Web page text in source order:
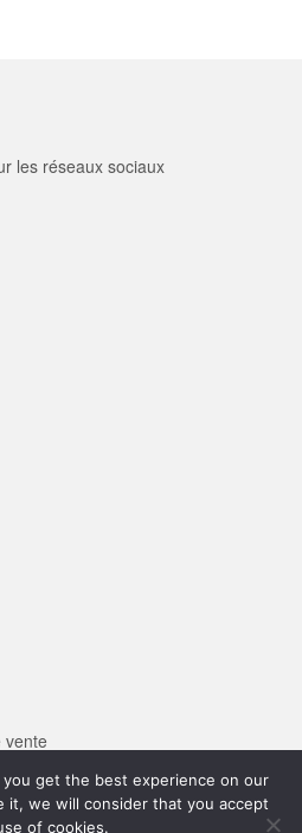
les réseaux sociaux
vente
get the best experience on our
it, we will consider that you accept
of cookies.